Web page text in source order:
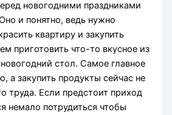
новогодними праздниками
и понятно, ведь нужно
квартиру и закупить
приготовить что-то вкусное из
стол. Самое главное
а закупить продукты сейчас не
труда. Если предстоит приход
немало потрудиться чтобы